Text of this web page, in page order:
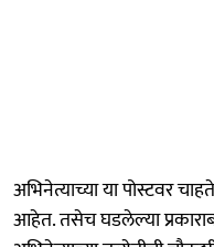
अभिनेत्याच्या या पोस्टवर
आहेत. तसेच घडलेल्या